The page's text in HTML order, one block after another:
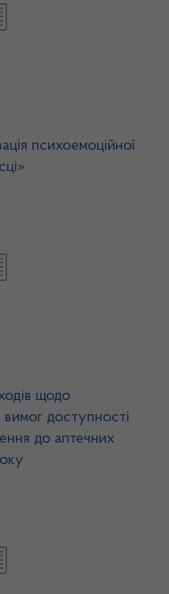
психоемоційної
щодо
вимог доступності
до аптечних